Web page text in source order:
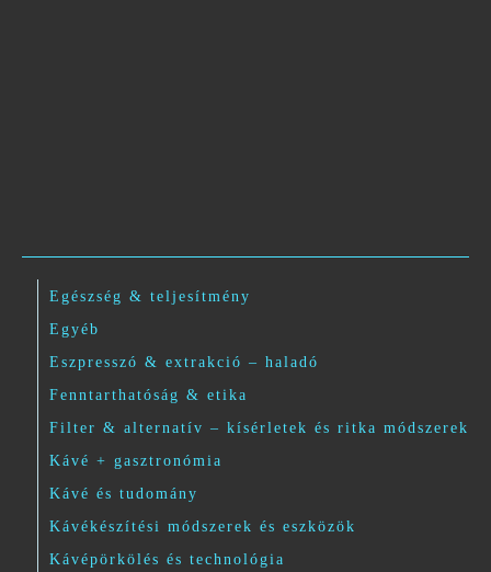
Egészség & teljesítmény
Egyéb
Eszpresszó & extrakció – haladó
Fenntarthatóság & etika
Filter & alternatív – kísérletek és ritka módszerek
Kávé + gasztronómia
Kávé és tudomány
Kávékészítési módszerek és eszközök
Kávépörkölés és technológia